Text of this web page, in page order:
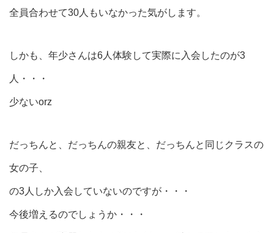
全員合わせて30人もいなかった気がします。
しかも、年少さんは6人体験して実際に入会したのが3
人・・・
少ないorz
だっちんと、だっちんの親友と、だっちんと同じクラスの
女の子、
の3人しか入会していないのですが・・・
今後増えるのでしょうか・・・